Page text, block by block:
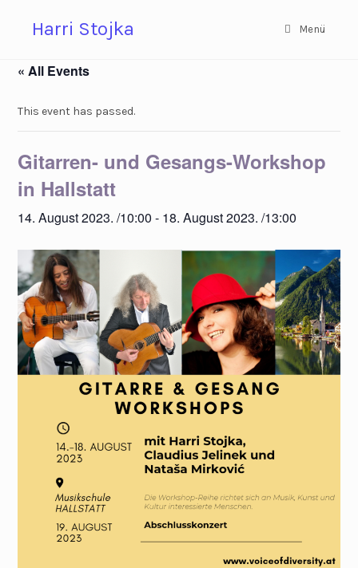
Harri Stojka Menü
« All Events
This event has passed.
Gitarren- und Gesangs-Workshop
in Hallstatt
14. August 2023. /10:00 - 18. August 2023. /13:00